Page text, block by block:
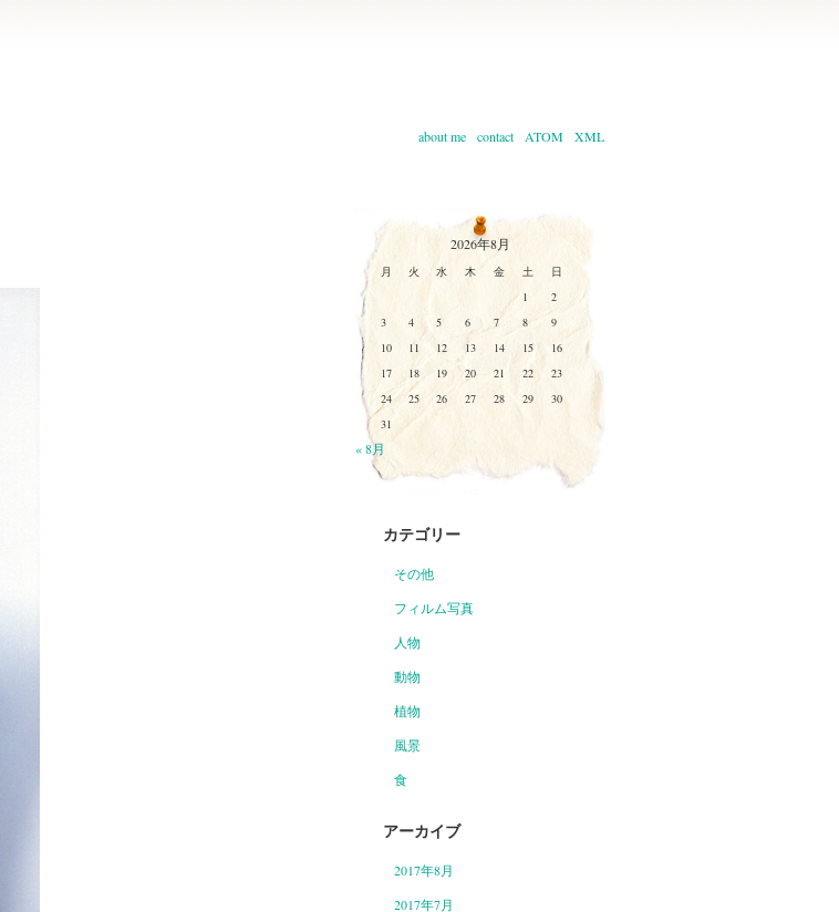
about me contact ATOM XML
2026年8月
月 火 水 木 金 土
日
1
2
3
4 5 6 7 8
9
10
11 12 13 14 15
16
17
18 19 20 21 22
23
24
25 26 27 28 29
30
31
« 8月
カテゴリー
その他
フィルム写真
人物
動物
植物
風景
食
アーカイブ
2017年8月
2017年7月